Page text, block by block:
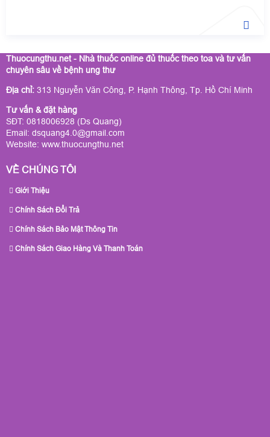
Thuocungthu.net - Nhà thuốc online đủ thuốc theo toa và tư vấn
chuyên sâu về bệnh ung thư
Địa chỉ: 313 Nguyễn Văn Công, P. Hạnh Thông, Tp. Hồ Chí Minh
Tư vấn & đặt hàng
SĐT: 0818006928 (Ds Quang)
Email: dsquang4.0@gmail.com
Website: www.thuocungthu.net
VỀ CHÚNG TÔI
Giới Thiệu
Chính Sách Đổi Trả
Chính Sách Bảo Mật Thông Tin
Chính Sách Giao Hàng Và Thanh Toán